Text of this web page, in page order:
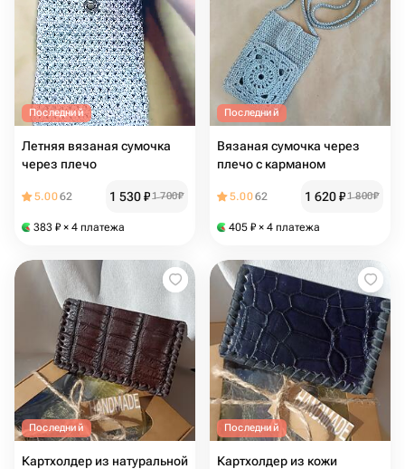
Последний
Летняя вязаная сумочка
через плечо
5.0062 1 530₽1 700₽
383 ₽ × 4 платежа
Последний
Вязаная сумочка через
плечо с карманом
5.0062 1 620₽1 800₽
405 ₽ × 4 платежа
Последний
Картхолдер из натуральной
Последний
Картхолдер из кожи